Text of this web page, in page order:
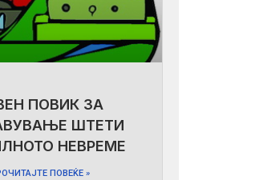
ПОВИК ЗА
ШТЕТИ
НЕВРЕМЕ
ПОВЕЌЕ »